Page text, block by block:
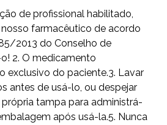
de profissional habilitado,
farmacêutico de acordo
2013 do Conselho de
2. O medicamento
exclusivo do paciente.3. Lavar
antes de usá-lo, ou despejar
tampa para administrá-
após usá-la.5. Nunca